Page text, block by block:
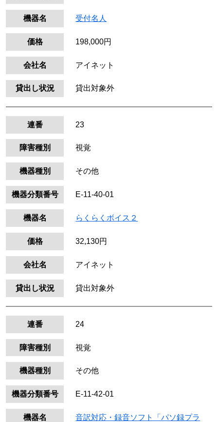
機器名 受付名人
価格 198,000円
会社名 アイネット
貸出し状況 貸出対象外
連番 23
障害種別 視覚
機器種別 その他
機器分類番号 E-11-40-01
機器名 らくらくボイス２
価格 32,130円
会社名 アイネット
貸出し状況 貸出対象外
連番 24
障害種別 視覚
機器種別 その他
機器分類番号 E-11-42-01
機器名
音訳対応・録音ソフト「パソ録プラ